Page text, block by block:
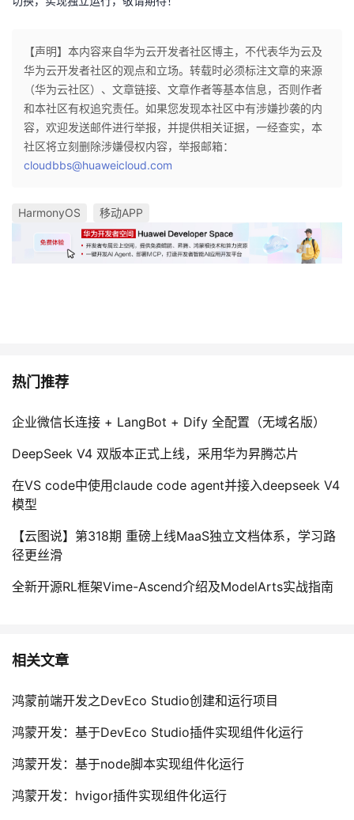
【声明】本内容来自华为云开发者社区博主，不代表华为云及
华为云开发者社区的观点和立场。转载时必须标注文章的来源
（华为云社区）、文章链接、文章作者等基本信息，否则作者
和本社区有权追究责任。如果您发现本社区中有涉嫌抄袭的内
容，欢迎发送邮件进行举报，并提供相关证据，一经查实，本
社区将立刻删除涉嫌侵权内容，举报邮箱：
cloudbbs@huaweicloud.com
HarmonyOS 移动APP
热门推荐
企业微信长连接 + LangBot + Dify 全配置（无域名版）
DeepSeek V4 双版本正式上线，采用华为昇腾芯片
在VS code中使用claude code agent并接入deepseek V4
模型
【云图说】第318期 重磅上线MaaS独立文档体系，学习路
径更丝滑
全新开源RL框架Vime-Ascend介绍及ModelArts实战指南
相关文章
鸿蒙前端开发之DevEco Studio创建和运行项目
鸿蒙开发：基于DevEco Studio插件实现组件化运行
鸿蒙开发：基于node脚本实现组件化运行
鸿蒙开发：hvigor插件实现组件化运行